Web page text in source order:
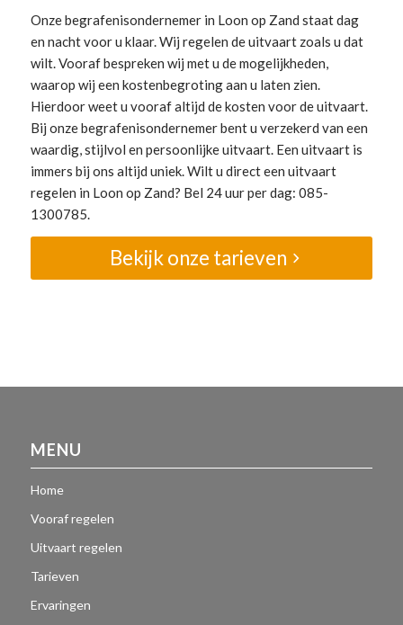
Onze begrafenisondernemer in Loon op Zand staat dag
en nacht voor u klaar. Wij regelen de uitvaart zoals u dat
wilt. Vooraf bespreken wij met u de mogelijkheden,
waarop wij een kostenbegroting aan u laten zien.
Hierdoor weet u vooraf altijd de kosten voor de uitvaart.
Bij onze begrafenisondernemer bent u verzekerd van een
waardig, stijlvol en persoonlijke uitvaart. Een uitvaart is
immers bij ons altijd uniek. Wilt u direct een uitvaart
regelen in Loon op Zand? Bel 24 uur per dag: 085-
1300785.
Bekijk onze tarieven
MENU
Home
Vooraf regelen
Uitvaart regelen
Tarieven
Ervaringen